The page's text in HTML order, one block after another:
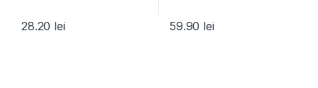
28.20 lei 59.90 lei